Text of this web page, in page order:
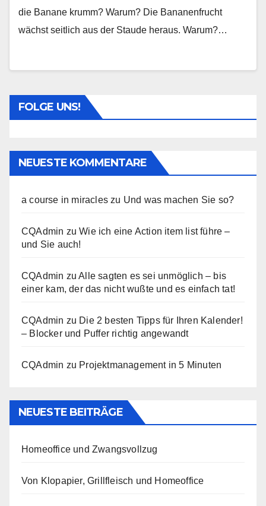
die Banane krumm? Warum? Die Bananenfrucht
wächst seitlich aus der Staude heraus. Warum?…
FOLGE UNS!
NEUESTE KOMMENTARE
a course in miracles zu Und was machen Sie so?
CQAdmin zuWie ich eine Action item list führe –
und Sie auch!
CQAdmin zuAlle sagten es sei unmöglich – bis
einer kam, der das nicht wußte und es einfach tat!
CQAdmin zu Die 2 besten Tipps für Ihren Kalender!
– Blocker und Puffer richtig angewandt
CQAdmin zu Projektmanagement in 5 Minuten
NEUESTE BEITRÄGE
Homeoffice und Zwangsvollzug
Von Klopapier, Grillfleisch und Homeoffice